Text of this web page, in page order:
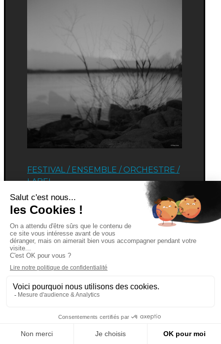
FESTIVAL / ENSEMBLE / ORCHESTRE /
LABEL
Arte das Musas | Fora do Lugar
Portugal